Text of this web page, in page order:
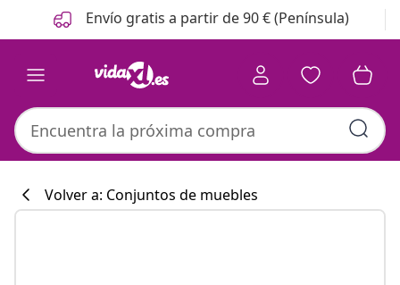
Anterior
Siguiente Envío gratis a partir de 90 € (Península)
Volver a: Conjuntos de muebles